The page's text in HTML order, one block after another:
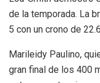
de la temporada. La
5 con un crono de
Marileidy Paulino,
gran final de los 400